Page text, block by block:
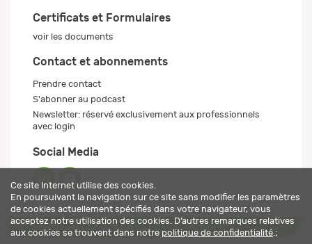
Certificats et Formulaires
voir les documents
Contact et abonnements
Prendre contact
S'abonner au podcast
Newsletter: réservé exclusivement aux professionnels
avec login
Social Media
Ce site Internet utilise des cookies.
En poursuivant la navigation sur ce site sans modifier les paramètres
de cookies actuellement spécifiés dans votre navigateur, vous
acceptez notre utilisation des cookies. D’autres remarques relatives
aux cookies se trouvent dans notre politique de confidentialité .;